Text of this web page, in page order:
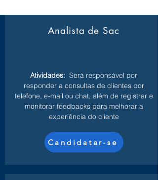
Analista de Sac
Atividades: Será responsável por
responder a consultas de clientes por
telefone, e-mail ou chat, além de registrar e
monitorar feedbacks para melhorar a
experiência do cliente
Candidatar-se